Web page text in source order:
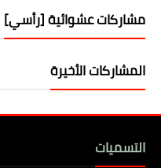
مشاركات عشوائية [رأسي]
المشاركات الأخيرة
التسميات